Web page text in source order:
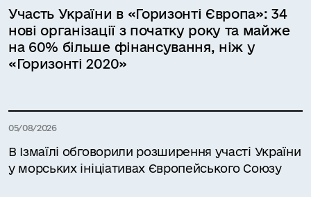
Участь України в «Горизонті Європа»: 34
нові організації з початку року та майже
на 60% більше фінансування, ніж у
«Горизонті 2020»
05/08/2026
В Ізмаїлі обговорили розширення участі України
у морських ініціативах Європейського Союзу